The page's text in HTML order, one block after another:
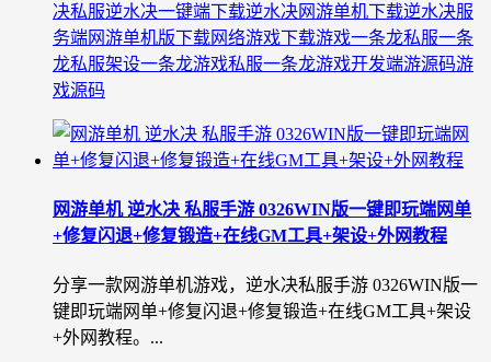
决私服逆水决一键端下载逆水决网游单机下载逆水决服
务端网游单机版下载网络游戏下载游戏一条龙私服一条
龙私服架设一条龙游戏私服一条龙游戏开发端游源码游
戏源码
网游单机 逆水决 私服手游 0326WIN版一键即玩端网单
+修复闪退+修复锻造+在线GM工具+架设+外网教程
分享一款网游单机游戏，逆水决私服手游 0326WIN版一
键即玩端网单+修复闪退+修复锻造+在线GM工具+架设
+外网教程。...